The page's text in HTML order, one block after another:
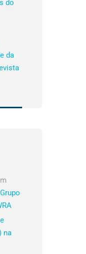
do
da
na